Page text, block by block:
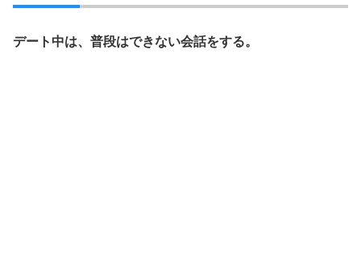
デート中は、普段はできない会話をする。